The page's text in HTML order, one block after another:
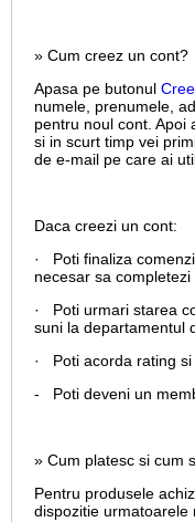
» Cum creez un cont?
Apasa pe butonul
numele, prenumele,
pentru noul cont. Apoi
si in scurt timp vei
de e-mail pe care ai
Daca creezi un cont:
· Poti finaliza
necesar sa
· Poti urmari starea
suni la departamentul
· Poti acorda rating
- Poti deveni un
» Cum platesc si cum
Pentru produsele
dispozitie urmatoarele